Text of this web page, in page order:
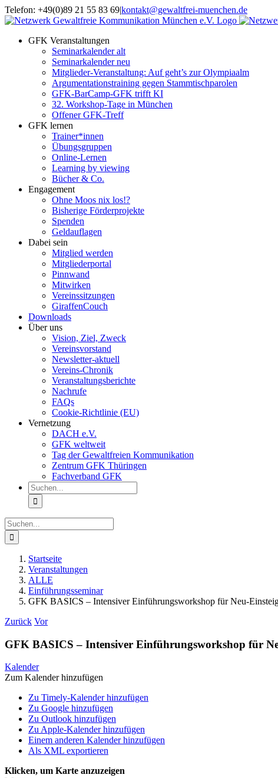
Zum
Inhalt
Telefon: +49(0)89 21 55 83 69|kontakt@gewaltfrei-muenchen.de
Einloggen
Infos
Seminarkalender
GFK Veranstaltungen
Seminarkalender alt
Seminarkalender neu
Mitglieder-Veranstaltung: Auf geht’s zur Olympiaalm
Argumentationstraining gegen Stammtischparolen
GFK-BarCamp-GFK trifft KI
32. Workshop-Tage in München
Offener GFK-Treff
GFK lernen
Trainer*innen
Übungsgruppen
Online-Lernen
Learning by viewing
Bücher & Co.
Engagement
Ohne Moos nix los!?
Bisherige Förderprojekte
Spenden
Geldauflagen
Dabei sein
Mitglied werden
Mitgliederportal
Pinnwand
Mitwirken
Vereinssitzungen
GiraffenCouch
Downloads
Über uns
Vision, Ziel, Zweck
Vereinsvorstand
Newsletter-aktuell
Vereins-Chronik
Veranstaltungsberichte
Nachrufe
FAQs
Cookie-Richtlinie (EU)
Vernetzung
DACH e.V.
GFK weltweit
Tag der Gewaltfreien Kommunikation
Zentrum GFK Thüringen
Fachverband GFK
Suche
nach:
Suche
nach:
Startseite
Veranstaltungen
ALLE
Einführungsseminar
GFK BASICS – Intensiver Einführungsworkshop für Neu-
Zurück Vor
GFK BASICS – Intensiver Einführungsworkshop für
Kalender
Zum Kalender hinzufügen
Zu Timely-Kalender hinzufügen
Zu Google hinzufügen
Zu Outlook hinzufügen
Zu Apple-Kalender hinzufügen
Einem anderen Kalender hinzufügen
Als XML exportieren
Klicken, um Karte anzuzeigen